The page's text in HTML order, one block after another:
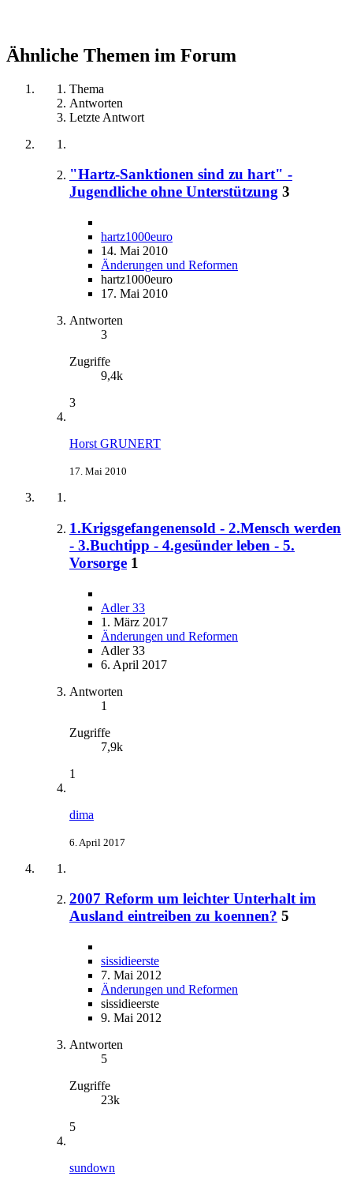
Ähnliche Themen im Forum
Thema
Antworten
Letzte Antwort
"Hartz-Sanktionen sind zu hart" -
Jugendliche ohne Unterstützung 3
hartz1000euro
14. Mai 2010
Änderungen und Reformen
hartz1000euro
17. Mai 2010
Antworten
3
Zugriffe
9,4k
3
Horst GRUNERT
17. Mai 2010
1.Krigsgefangenensold - 2.Mensch werden
- 3.Buchtipp - 4.gesünder leben - 5.
Vorsorge 1
Adler 33
1. März 2017
Änderungen und Reformen
Adler 33
6. April 2017
Antworten
1
Zugriffe
7,9k
1
dima
6. April 2017
2007 Reform um leichter Unterhalt im
Ausland eintreiben zu koennen? 5
sissidieerste
7. Mai 2012
Änderungen und Reformen
sissidieerste
9. Mai 2012
Antworten
5
Zugriffe
23k
5
sundown